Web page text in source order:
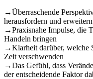
→Überraschende
herausfordern und erweitern
→Praxisnahe Impulse, die
Handeln bringen
→Klarheit darüber, welche
Zeit verschwenden
→Das Gefühl, dass
der entscheidende Faktor